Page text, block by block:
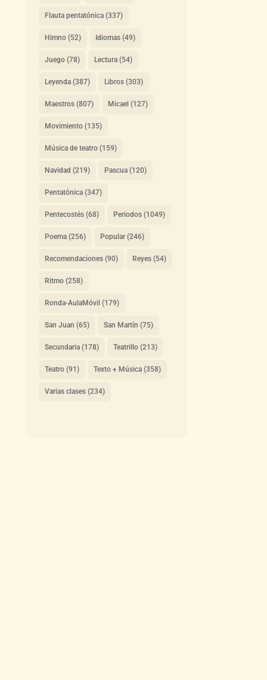
Flauta pentatónica(337)
Himno(52) Idiomas(49)
Juego(78) Lectura(54)
Leyenda(387) Libros(303)
Maestros(807) Micael (127)
Movimiento(135)
Música de teatro(159)
Navidad (219) Pascua(120)
Pentatónica(347)
Pentecostés(68) Periodos(1049)
Poema(256) Popular(246)
Recomendaciones(90) Reyes(54)
Ritmo(258)
Ronda-AulaMóvil (179)
San Juan (65) San Martín (75)
Secundaria(178) Teatrillo(213)
Teatro(91) Texto + Música(358)
Varias clases(234)